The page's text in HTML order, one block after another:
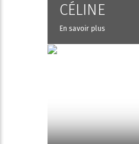
CÉLINE
En savoir plus